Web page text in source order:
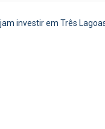
investir em Três